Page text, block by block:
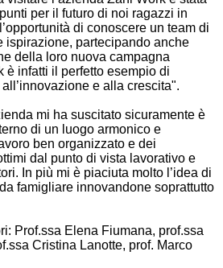
per il futuro di noi ragazzi in
di conoscere un team di
ispirazione, partecipando anche
della loro nuova campagna
è infatti il perfetto esempio di
e alla crescita".
mi ha suscitato sicuramente è
di un luogo armonico e
ben organizzato e dei
dal punto di vista lavorativo e
In più mi è piaciuta molto l’idea di
famigliare innovandone soprattutto
Prof.ssa Elena Fiumana, prof.ssa
Cristina Lanotte, prof. Marco